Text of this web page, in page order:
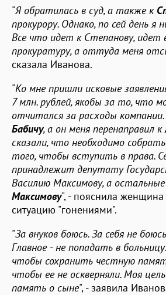
"Я обратилась в суд, а также к
прокурору. Однако, по сей день я
Все что идет к Степанову, идет
прокуратуру, а оттуда меня
сказала Иванова.
"Ко мне пришли исковые
7 млн. рублей, якобы за то, что
отчитался за расходы
Бабичу, а он меня перенаправил к
сказали, что необходимо
того, чтобы вступить в права.
принадлежит депутату
Василию Максимову, а
Максимову", - пояснила
ситуацию "гонениями".
"За внуков боюсь. За себя не
Главное - не попадать в
чтобы сохранить честную
чтобы ее не оскверняли. Моя
память о сыне", - заявила